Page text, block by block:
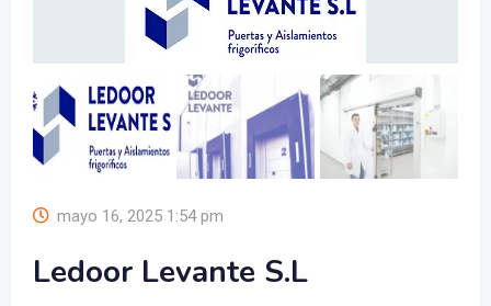
mayo 16, 2025 1:54 pm
Ledoor Levante S.L